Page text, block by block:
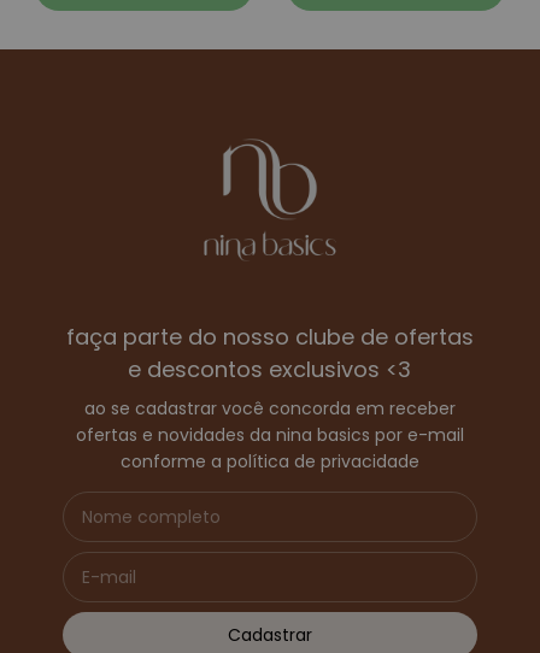
faça parte do nosso clube de ofertas
e descontos exclusivos <3
ao se cadastrar você concorda em receber
ofertas e novidades da nina basics por e-mail
conforme a política de privacidade